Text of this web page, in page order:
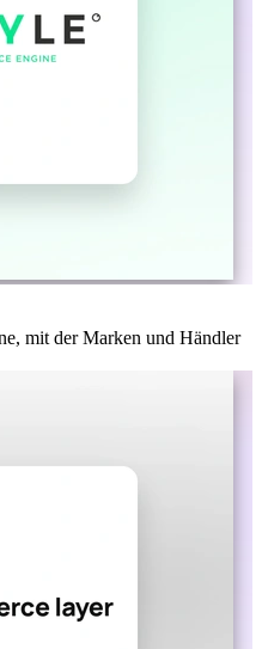
mit der Marken und Händler